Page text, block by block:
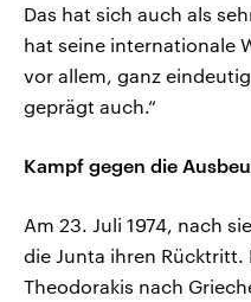
Das hat sich auch als
hat seine internationale
vor allem, ganz
geprägt auch.“
Kampf gegen die
Am 23. Juli 1974, nach
die Junta ihren Rücktritt.
Theodorakis nach